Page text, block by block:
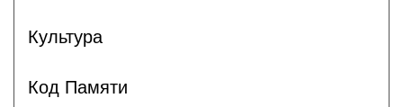
Культура
Код Памяти